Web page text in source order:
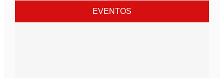
EVENTOS